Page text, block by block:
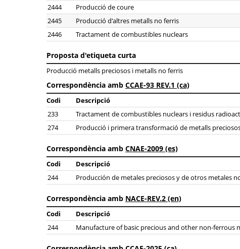
2444
Producció de coure
2445
Producció d'altres metalls no ferris
2446
Tractament de combustibles nuclears
Proposta d'etiqueta curta
Producció metalls preciosos i metalls no ferris
Correspondència amb CCAE-93 REV.1 (ca)
Codi Descripció
233
Tractament de combustibles nuclears i residus
274
Producció i primera transformació de metalls
Correspondència amb CNAE-2009 (es)
Codi
Descripció
244
Producción de metales preciosos y de otros metales
Correspondència amb NACE-REV.2 (en)
Codi
Descripció
244
Manufacture of basic precious and other non-ferrous